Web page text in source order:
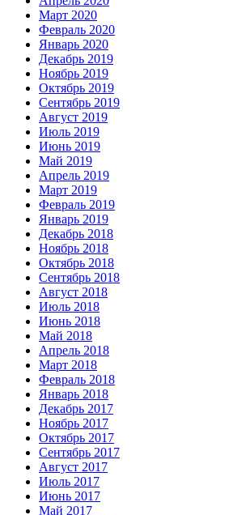
Март 2020
Февраль 2020
Январь 2020
Декабрь 2019
Ноябрь 2019
Октябрь 2019
Сентябрь 2019
Август 2019
Июль 2019
Июнь 2019
Май 2019
Апрель 2019
Март 2019
Февраль 2019
Январь 2019
Декабрь 2018
Ноябрь 2018
Октябрь 2018
Сентябрь 2018
Август 2018
Июль 2018
Июнь 2018
Май 2018
Апрель 2018
Март 2018
Февраль 2018
Январь 2018
Декабрь 2017
Ноябрь 2017
Октябрь 2017
Сентябрь 2017
Август 2017
Июль 2017
Июнь 2017
Май 2017